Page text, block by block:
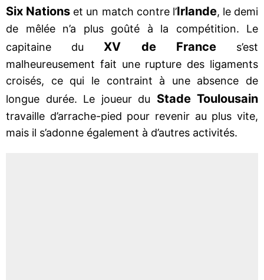
Six Nations et un match contre l’Irlande, le demi
de mêlée n’a plus goûté à la compétition. Le
capitaine duXV de France
s’est
malheureusement fait une rupture des ligaments
croisés, ce qui le contraint à une absence de
longue durée. Le joueur du Stade Toulousain
travaille d’arrache-pied pour revenir au plus vite,
mais il s’adonne également à d’autres activités.